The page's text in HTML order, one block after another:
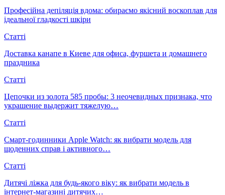
Професійна депіляція вдома: обираємо якісний воскоплав для
ідеальної гладкості шкіри
Статті
Доставка канапе в Киеве для офиса, фуршета и домашнего
праздника
Статті
Цепочки из золота 585 пробы: 3 неочевидных признака, что
украшение выдержит тяжелую…
Статті
Смарт-годинники Apple Watch: як вибрати модель для
щоденних справ і активного…
Статті
Дитячі ліжка для будь-якого віку: як вибрати модель в
інтернет-магазині дитячих…